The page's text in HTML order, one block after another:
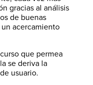
gracias al análisis
de buenas
acercamiento
que permea
se deriva la
usuario.